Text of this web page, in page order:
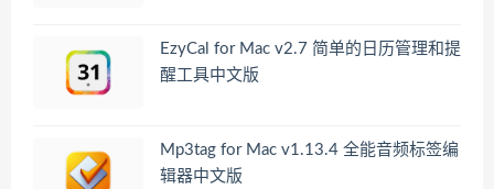
EzyCal for Mac v2.7 简单的日历管理和提
醒工具中文版
Mp3tag for Mac v1.13.4 全能音频标签编
辑器中文版